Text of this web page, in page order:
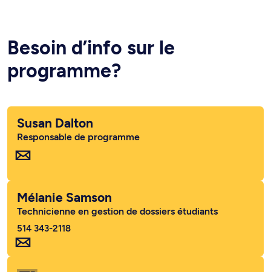
Besoin d’info sur le
programme?
Susan Dalton
Responsable de programme
Mélanie Samson
Technicienne en gestion de dossiers étudiants
514 343-2118